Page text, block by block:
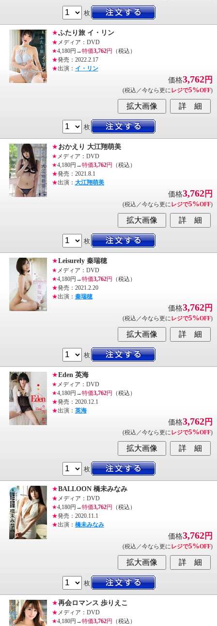
枚
★ふたり旅 イ・リン
★ メディア：DVD
★4,180円→特価3,762円
（税込）
★発売：2022.2.17
★出演： イ・リン
価格3,762円
(税込／今なら更に レジで5%OFF)
枚
★おかえり 大江翔萌美
★ メディア：DVD
★4,180円→特価3,762円
（税込）
★発売：2021.8.1
★出演： 大江翔萌美
価格3,762円
(税込／今なら更に レジで5%OFF)
枚
★Leisurely 秦瑞穂
★ メディア：DVD
★4,180円→特価3,762円
（税込）
★発売：2021.2.20
★出演： 秦瑞穂
価格3,762円
(税込／今なら更に レジで5%OFF)
枚
★Eden 英海
★ メディア：DVD
★4,180円→特価3,762円
（税込）
★発売：2020.12.1
★出演： 英海
価格3,762円
(税込／今なら更に レジで5%OFF)
枚
★BALLOON 橋未みなみ
★ メディア：DVD
★4,180円→特価3,762円
（税込）
★発売：2020.11.1
★出演： 橋未みなみ
価格3,762円
(税込／今なら更に レジで5%OFF)
枚
★再会ロマンス 歩りえこ
★ メディア：DVD
★4,180円→特価3,762円
（税込）